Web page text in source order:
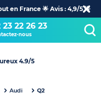
en France 🌟 Avis : 4,9/5 🌟
23 22 26 23
nous
4.9/5
Audi Q2